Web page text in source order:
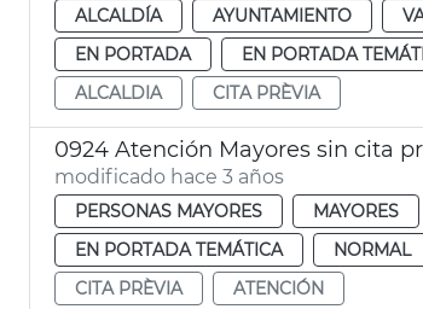
ALCALDÍA AYUNTAMIENTO
EN PORTADA
EN PORTADA
ALCALDIA
CITA PRÈVIA
0924 Atención Mayores sin cita
modificado hace 3 años
PERSONAS MAYORES MAYORES
EN PORTADA TEMÁTICA
NORMAL
CITA PRÈVIA
ATENCIÓN